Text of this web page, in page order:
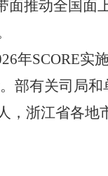
面推动全国面
年SCORE实
部有关司局
，浙江省各地